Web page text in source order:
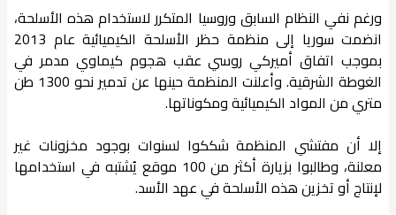
ورغم نفي النظام السابق وروسيا المتكرر لاستخدام هذه الأسلحة،
انضمت سوريا إلى منظمة حظر الأسلحة الكيميائية عام 2013
بموجب اتفاق أميركي روسي عقب هجوم كيماوي مدمر في
الغوطة الشرقية. وأعلنت المنظمة حينها عن تدمير نحو 1300 طن
متري من المواد الكيميائية ومكوناتها.
إلا أن مفتشي المنظمة شككوا لسنوات بوجود مخزونات غير
معلنة، وطالبوا بزيارة أكثر من 100 موقع يُشتبه في استخدامها
لإنتاج أو تخزين هذه الأسلحة في عهد الأسد.